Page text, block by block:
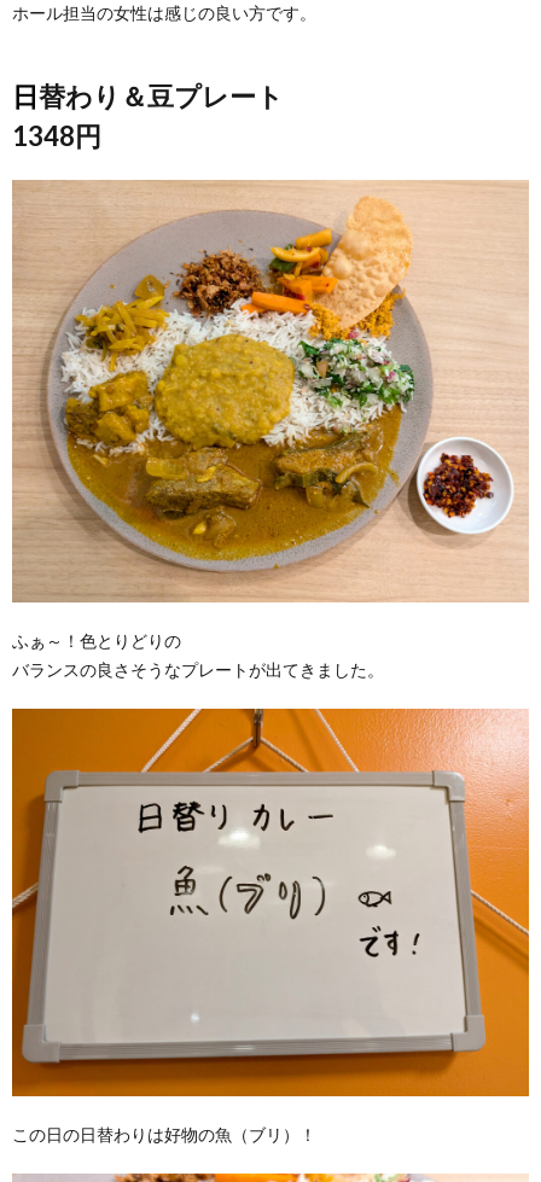
ホール担当の女性は感じの良い方です。
日替わり＆豆プレート
1348円
ふぁ～！色とりどりの
バランスの良さそうなプレートが出てきました。
この日の日替わりは好物の魚（ブリ）！